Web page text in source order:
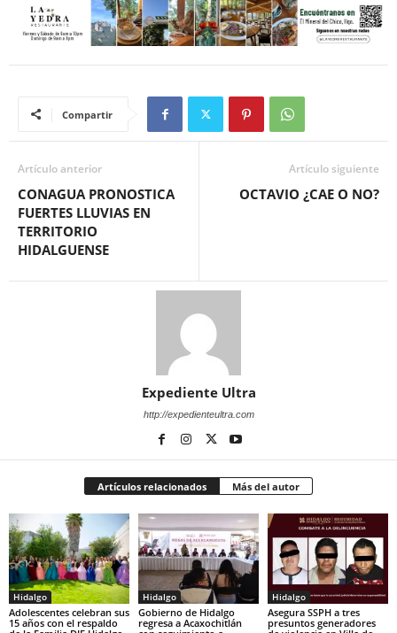
Compartir
Artículo anterior
CONAGUA PRONOSTICA
FUERTES LLUVIAS EN
TERRITORIO
HIDALGUENSE
Artículo siguiente
OCTAVIO ¿CAE O NO?
Expediente Ultra
http://expedienteultra.com
Artículos relacionados Más del autor
Hidalgo
Adolescentes celebran sus
15 años con el respaldo
Hidalgo
Gobierno de Hidalgo
regresa a Acaxochitlán
Hidalgo
Asegura SSPH a tres
presuntos generadores